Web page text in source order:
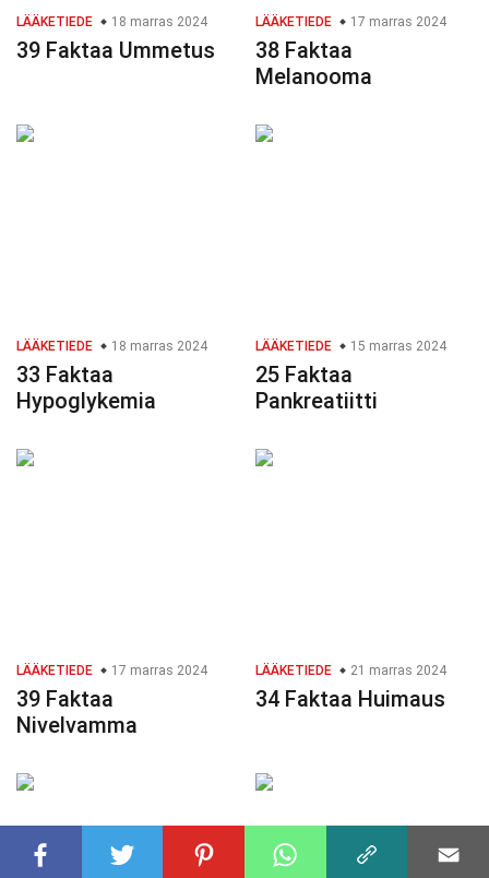
LÄÄKETIEDE 18 marras 2024
39 Faktaa Ummetus
LÄÄKETIEDE 17 marras 2024
38 Faktaa
Melanooma
LÄÄKETIEDE 18 marras 2024
33 Faktaa
Hypoglykemia
LÄÄKETIEDE 15 marras 2024
25 Faktaa
Pankreatiitti
LÄÄKETIEDE 17 marras 2024
39 Faktaa
Nivelvamma
LÄÄKETIEDE 21 marras 2024
34 Faktaa Huimaus